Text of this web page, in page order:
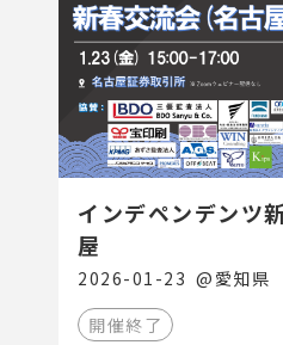
インデペンデンツ
屋
2026-01-23 @ 愛知県
開催終了